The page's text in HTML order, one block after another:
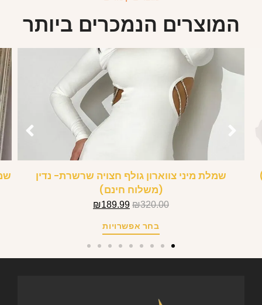
המוצרים הנמכרים ביותר
שמלת מיני צווארון גולף חצויה שרשרת- נדין
(משלוח חינם)
₪320.00
₪189.99
בחר אפשרויות